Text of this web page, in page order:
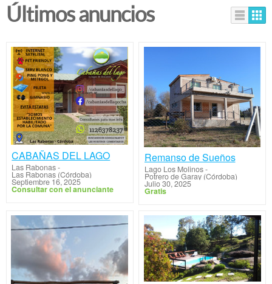
Últimos anuncios
CABAÑAS DEL LAGO
Las Rabonas-
Las Rabonas (Córdoba)
Septiembre 16, 2025
Consultar con el anunciante
Remanso de Sueños
Lago Los Molinos-
Potrero de Garay (Córdoba)
Julio 30, 2025
Gratis